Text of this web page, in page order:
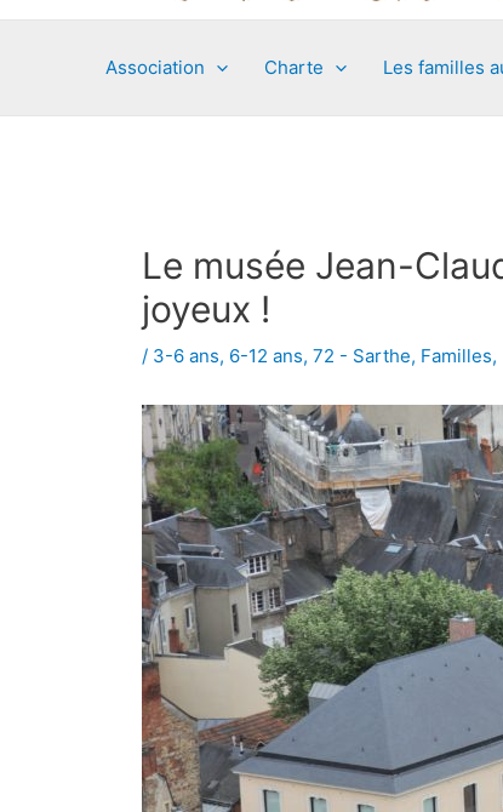
Association Charte Les familles
Le musée Jean-
joyeux !
/ 3-6 ans, 6-12 ans, 72 - Sarthe, Familles,